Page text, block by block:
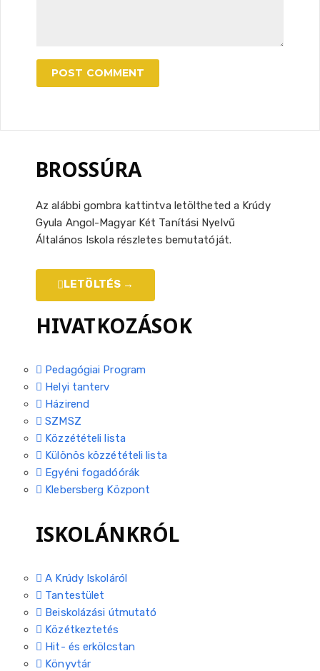
BROSSÚRA
Az alábbi gombra kattintva letöltheted a Krúdy
Gyula Angol-Magyar Két Tanítási Nyelvű
Általános Iskola részletes bemutatóját.
LETÖLTÉS →
HIVATKOZÁSOK
Pedagógiai Program
Helyi tanterv
Házirend
SZMSZ
Közzétételi lista
Különös közzétételi lista
Egyéni fogadóórák
Klebersberg Központ
ISKOLÁNKRÓL
A Krúdy Iskoláról
Tantestület
Beiskolázási útmutató
Közétkeztetés
Hit- és erkölcstan
Könyvtár